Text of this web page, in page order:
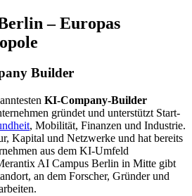
– Europas
Builder
KI-Company-Builder
gründet und unterstützt Start-
, Mobilität, Finanzen und Industrie.
Kapital und Netzwerke und hat bereits
aus dem KI-Umfeld
AI Campus Berlin in Mitte gibt
an dem Forscher, Gründer und